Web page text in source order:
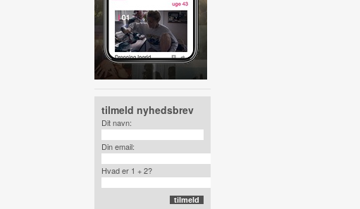
tilmeld nyhedsbrev
Dit navn:
Din email:
Hvad er 1 + 2?